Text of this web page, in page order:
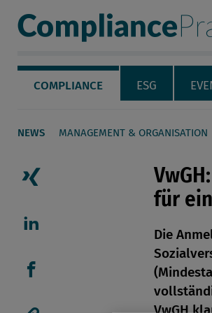
Compliance
Servicenavigation
Navigation
COMPLIANCE ESG
NEWS MANAGEMENT & ORGANISATION
Seiteninhalt
Artikel auf Xing teilen
Artikel auf linkedIn
Artikel auf Facebook
für
Die